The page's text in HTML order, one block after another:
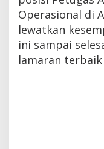
Operasional di
lewatkan
ini sampai
lamaran terbaik